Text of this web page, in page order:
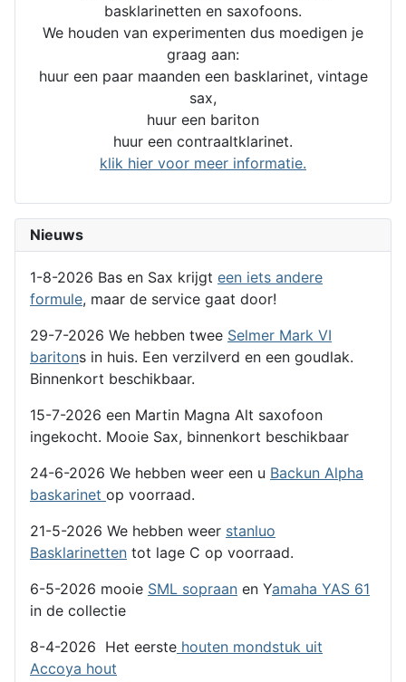
basklarinetten en saxofoons.
We houden van experimenten dus moedigen je
graag aan:
huur een paar maanden een basklarinet, vintage
sax,
huur een bariton
huur een contraaltklarinet.
klik hier voor meer informatie.
Nieuws
1-8-2026 Bas en Sax krijgt een iets andere
formule, maar de service gaat door!
29-7-2026 We hebben twee Selmer Mark VI
baritons in huis. Een verzilverd en een goudlak.
Binnenkort beschikbaar.
15-7-2026 een Martin Magna Alt saxofoon
ingekocht. Mooie Sax, binnenkort beschikbaar
24-6-2026 We hebben weer een u Backun Alpha
baskarinet op voorraad.
21-5-2026 We hebben weer stanluo
Basklarinetten tot lage C op voorraad.
6-5-2026 mooie SML sopraan en Yamaha YAS 61
in de collectie
8-4-2026 Het eerste houten mondstuk uit
Accoya hout